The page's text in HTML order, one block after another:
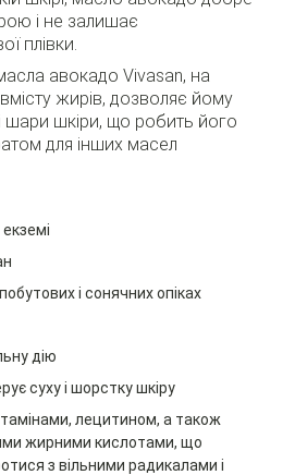
і не залишає
плівки.
авокадо Vivasan, на
жирів, дозволяє йому
шари шкіри, що робить його
для інших масел
і сонячних опіках
дію
суху і шорстку шкіру
лецитином, а також
жирними кислотами, що
з вільними радикалами і